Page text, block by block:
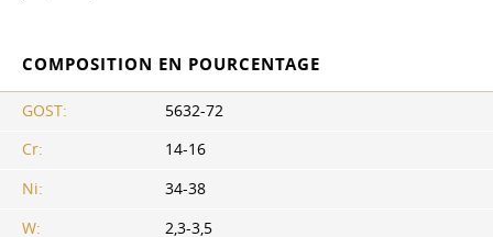
COMPOSITION EN POURCENTAGE
GOST:
5632-72
Cr:
14-16
Ni:
34-38
W:
2,3-3,5